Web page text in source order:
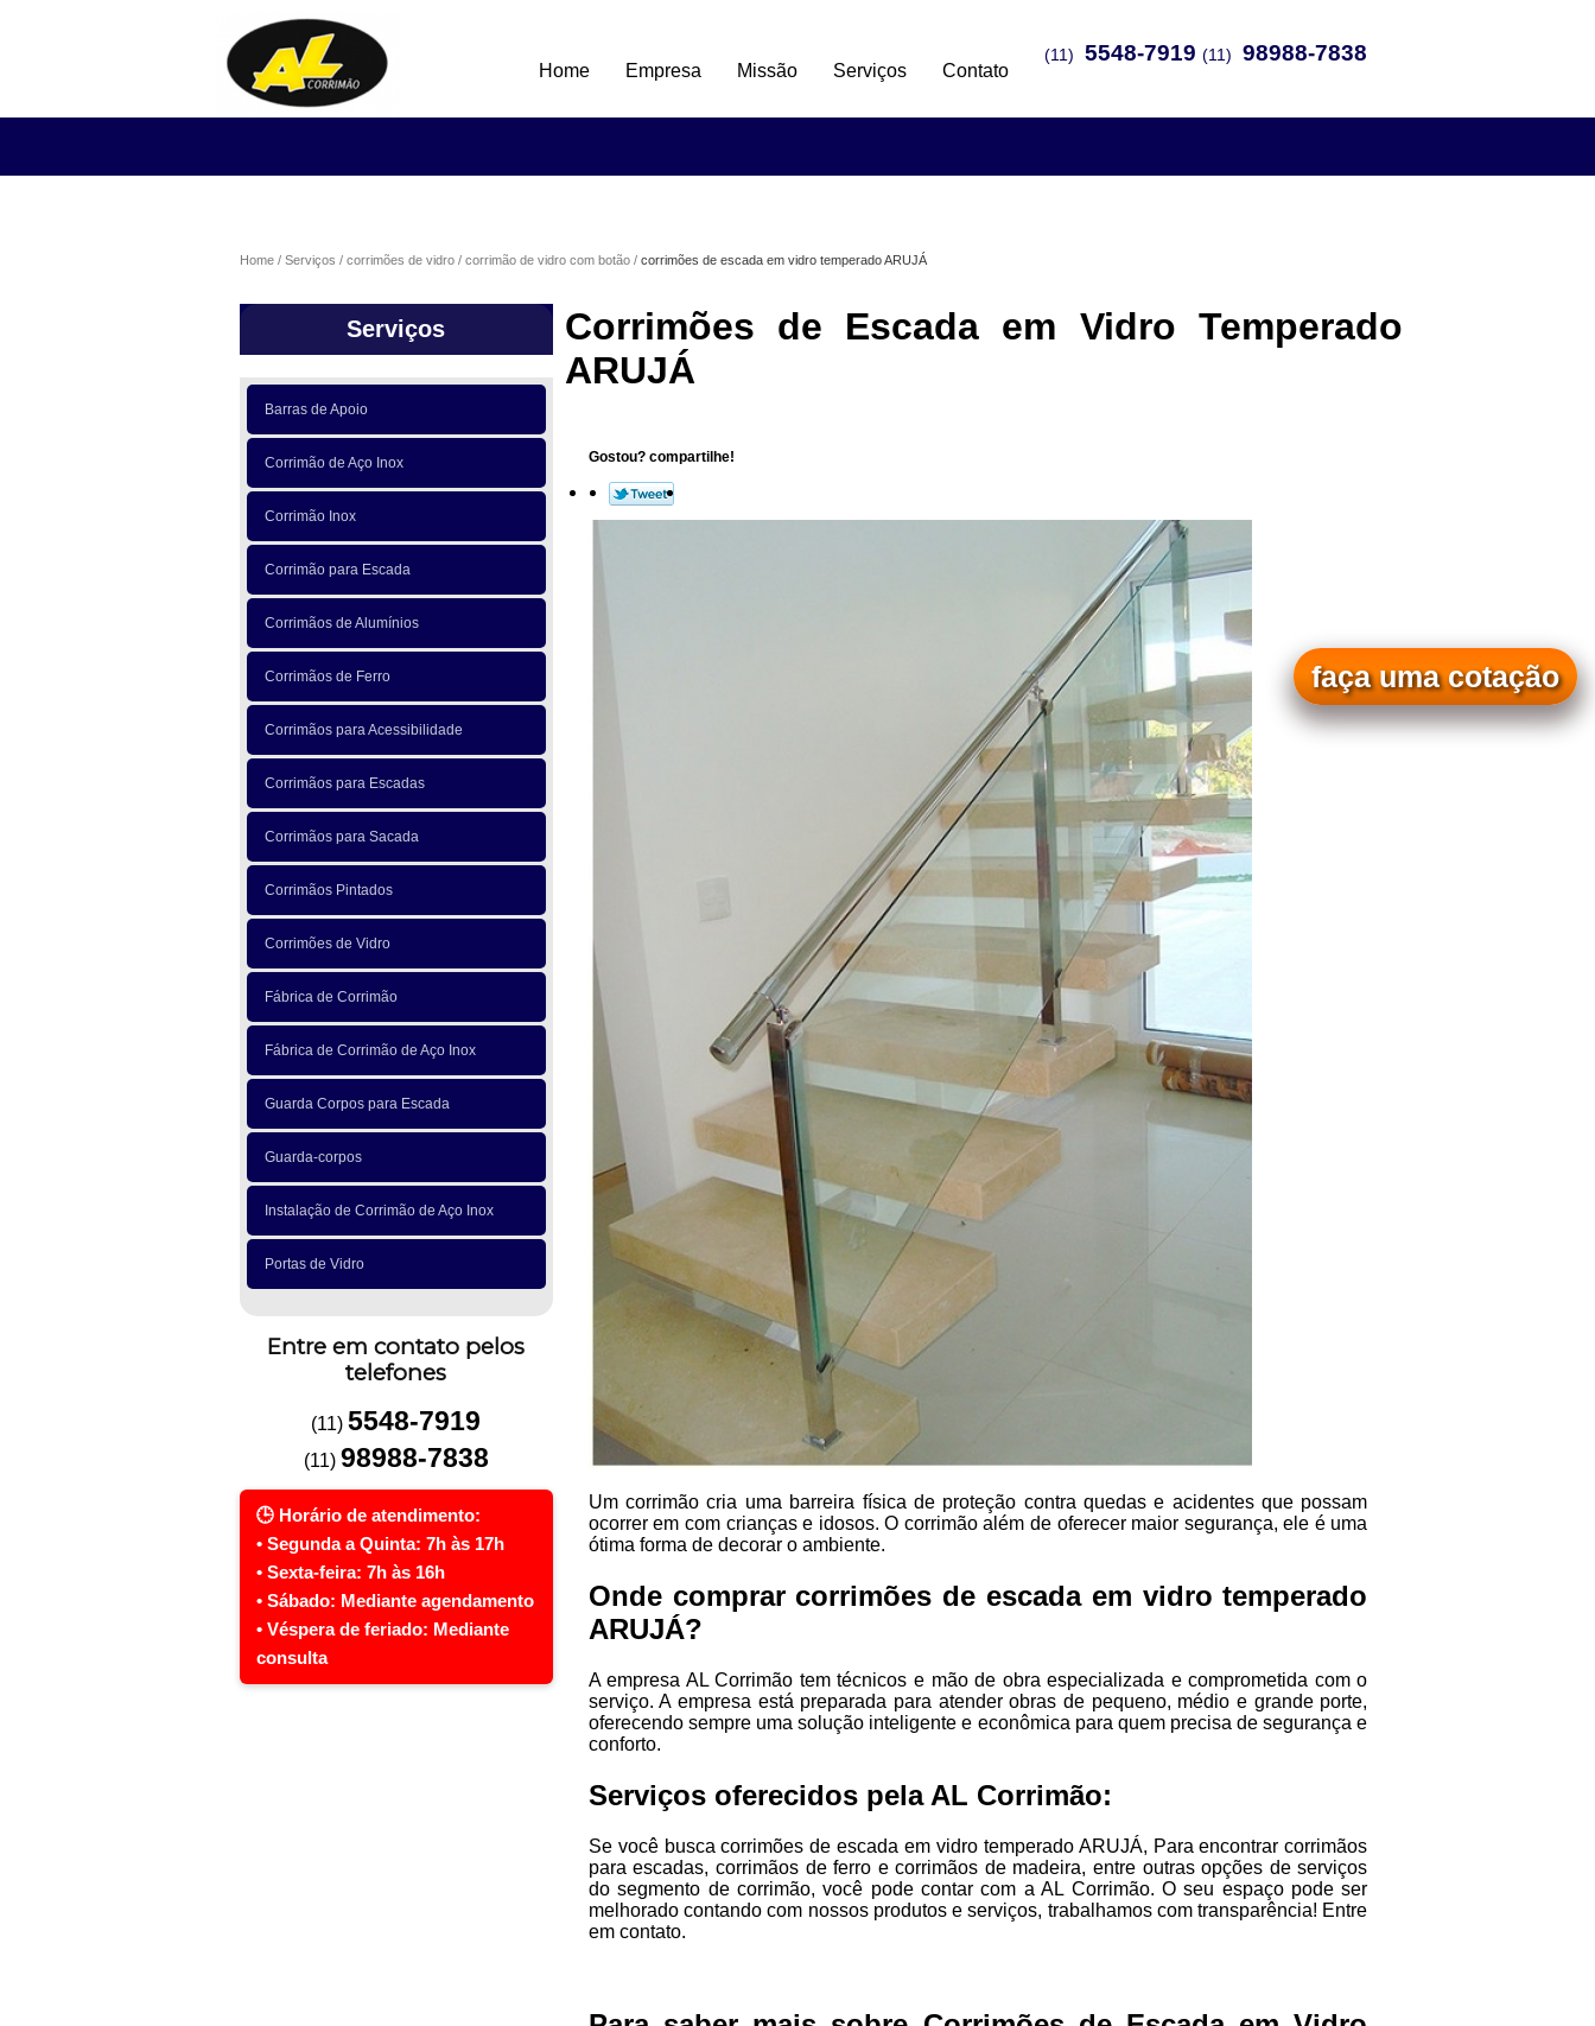
(11) 5548-7919 (11) 98988-7838
Home Empresa Missão Serviços Contato
Home Serviços corrimões de vidro corrimão de vidro com botão corrimões de escada em vidro temperado ARUJÁ
Serviços
Barras de Apoio
Corrimão de Aço Inox
Corrimão Inox
Corrimão para Escada
Corrimãos de Alumínios
Corrimãos de Ferro
Corrimãos para Acessibilidade
Corrimãos para Escadas
Corrimãos para Sacada
Corrimãos Pintados
Corrimões de Vidro
Fábrica de Corrimão
Fábrica de Corrimão de Aço Inox
Guarda Corpos para Escada
Guarda-corpos
Instalação de Corrimão de Aço Inox
Portas de Vidro
Entre em contato pelos
telefones
(11)5548-7919
(11) 98988-7838
Corrimões de Escada em Vidro Temperado
ARUJÁ
Gostou? compartilhe!
Um corrimão cria uma barreira física de proteção contra quedas e acidentes que possam
ocorrer em com crianças e idosos. O corrimão além de oferecer maior segurança, ele é uma
ótima forma de decorar o ambiente.
Onde comprar corrimões de escada em vidro temperado
ARUJÁ?
A empresa AL Corrimão tem técnicos e mão de obra especializada e comprometida com o
serviço. A empresa está preparada para atender obras de pequeno, médio e grande porte,
oferecendo sempre uma solução inteligente e econômica para quem precisa de segurança e
conforto.
Serviços oferecidos pela AL Corrimão:
Se você busca corrimões de escada em vidro temperado ARUJÁ, Para encontrar corrimãos
para escadas, corrimãos de ferro e corrimãos de madeira, entre outras opções de serviços
do segmento de corrimão, você pode contar com a AL Corrimão. O seu espaço pode ser
melhorado contando com nossos produtos e serviços, trabalhamos com transparência! Entre
em contato.
faça uma cotação